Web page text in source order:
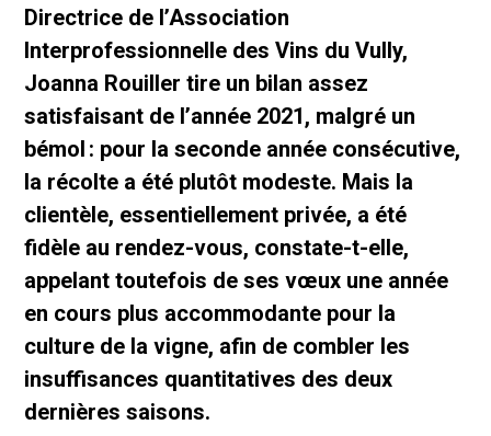
Directrice de l’Association
Interprofessionnelle des Vins du Vully,
Joanna Rouiller tire un bilan assez
satisfaisant de l’année 2021, malgré un
bémol : pour la seconde année consécutive,
la récolte a été plutôt modeste. Mais la
clientèle, essentiellement privée, a été
fidèle au rendez-vous, constate-t-elle,
appelant toutefois de ses vœux une année
en cours plus accommodante pour la
culture de la vigne, afin de combler les
insuffisances quantitatives des deux
dernières saisons.